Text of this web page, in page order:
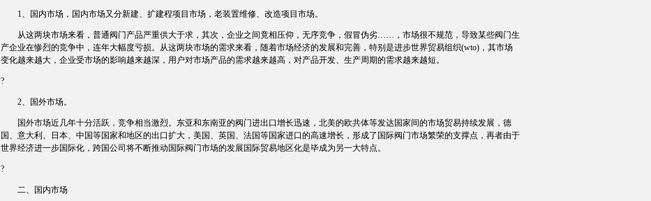
1、国内市场，国内市场又分新建、扩建程项目市场，老装置维修、改造项目市场。
从这两块市场来看，普通阀门产品严重供大于求，其次，企业之间竟相压仰，无序竞争，假冒伪劣……，市场很不规范，导致某些阀门生
产企业在惨烈的竞争中，连年大幅度亏损。从这两块市场的需求来看，随着市场经济的发展和完善，特别是进步世界贸易组织(wto)，其市场
变化越来越大，企业受市场的影响越来越深，用户对市场产品的需求越来越高，对产品开发、生产周期的需求越来越短。
?
2、国外市场。
国外市场近几年十分活跃，竞争相当激烈。东亚和东南亚的阀门进出口增长迅速，北美的欧共体等发达国家间的市场贸易持续发展，德
国、意大利、日本、中国等国家和地区的出口扩大，美国、英国、法国等国家进口的高速增长，形成了国际阀门市场繁荣的支撑点，再者由于
世界经济进一步国际化，跨国公司将不断推动国际阀门市场的发展国际贸易地区化是毕成为另一大特点。
?
二、国内市场